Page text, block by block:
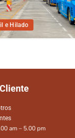
e Hilado
am – 5.00 pm